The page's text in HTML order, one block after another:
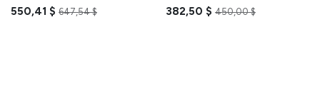
550,41 $ 647,54$ 382,50 $ 450,00$